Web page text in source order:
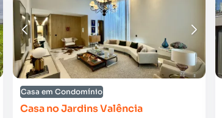
Casa em Condomínio
Casa no Jardins Valência